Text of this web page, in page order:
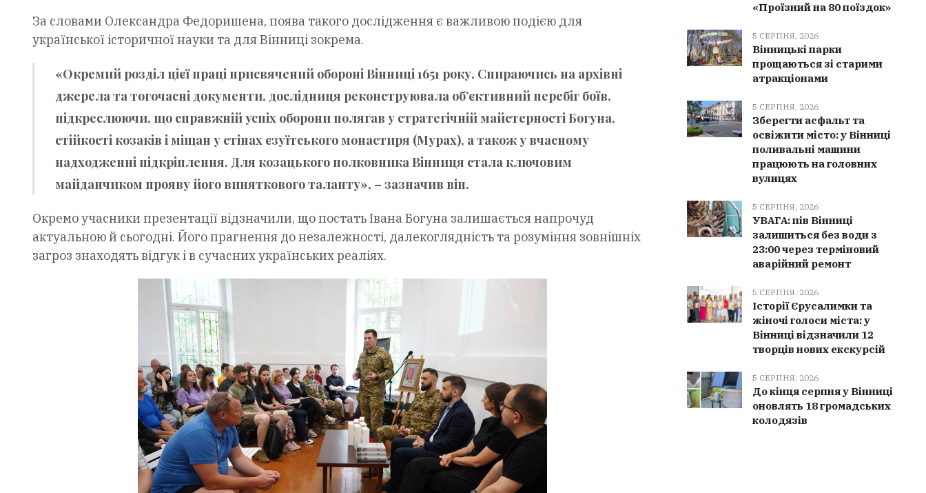
За словами Олександра Федоришена, поява такого дослідження є важливою подією для
української історичної науки та для Вінниці зокрема.
«Окремий розділ цієї праці присвячений обороні Вінниці 1651 року. Спираючись на архівні
джерела та тогочасні документи, дослідниця реконструювала об’єктивний перебіг боїв,
підкреслюючи, що справжній успіх оборони полягав у стратегічній майстерності Богуна,
стійкості козаків і міщан у стінах єзуїтського монастиря (Мурах), а також у вчасному
надходженні підкріплення. Для козацького полковника Вінниця стала ключовим
майданчиком прояву його виняткового таланту», – зазначив він.
Окремо учасники презентації відзначили, що постать Івана Богуна залишається напрочуд
актуальною й сьогодні. Його прагнення до незалежності, далекоглядність та розуміння зовнішніх
загроз знаходять відгук і в сучасних українських реаліях.
«Проїзний на 80 поїздок»
5 СЕРПНЯ, 2026
Вінницькі парки
прощаються зі старими
атракціонами
5 СЕРПНЯ, 2026
Зберегти асфальт та
освіжити місто: у Вінниці
поливальні машини
працюють на головних
вулицях
5 СЕРПНЯ, 2026
УВАГА: пів Вінниці
залишиться без води з
23:00 через терміновий
аварійний ремонт
5 СЕРПНЯ, 2026
Історії Єрусалимки та
жіночі голоси міста: у
Вінниці відзначили 12
творців нових екскурсій
5 СЕРПНЯ, 2026
До кінця серпня у Вінниці
оновлять 18 громадських
колодязів